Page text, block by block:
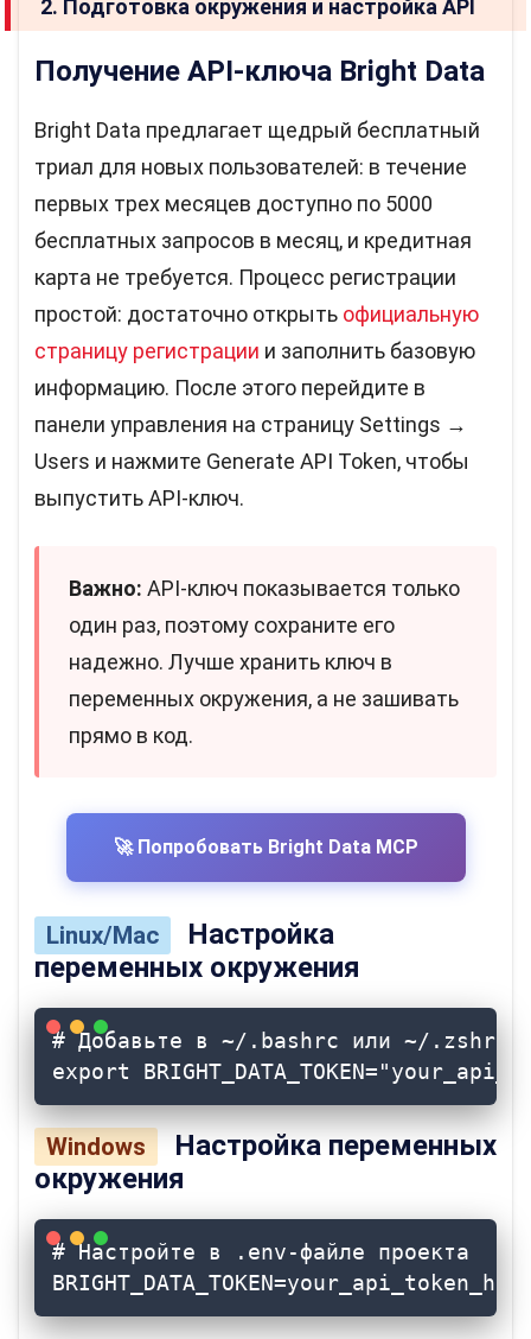
2. Подготовка окружения и настройка API
Получение API-ключа Bright Data
Bright Data предлагает щедрый бесплатный
триал для новых пользователей: в течение
первых трех месяцев доступно по 5000
бесплатных запросов в месяц, и кредитная
карта не требуется. Процесс регистрации
простой: достаточно открыть официальную
страницу регистрации и заполнить базовую
информацию. После этого перейдите в
панели управления на страницу Settings →
Users и нажмите Generate API Token, чтобы
выпустить API-ключ.
Важно: API-ключ показывается только
один раз, поэтому сохраните его
надежно. Лучше хранить ключ в
переменных окружения, а не зашивать
прямо в код.
🚀 Попробовать Bright Data MCP
Linux/Mac
Настройка
переменных окружения
# Добавьте в ~/.bashrc или ~/.zshrc
export
Windows
Настройка переменных
окружения
# Настройте в .env-файле проекта